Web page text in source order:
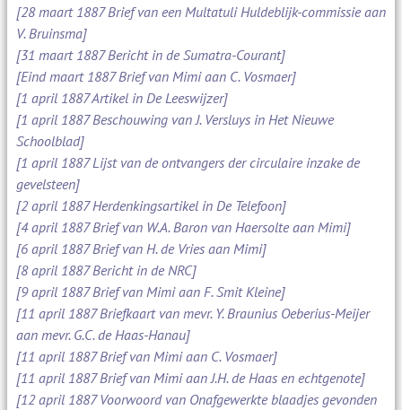
[28 maart 1887 Brief van een Multatuli Huldeblijk-commissie aan
V. Bruinsma]
[31 maart 1887 Bericht in de Sumatra-Courant]
[Eind maart 1887 Brief van Mimi aan C. Vosmaer]
[1 april 1887 Artikel in De Leeswijzer]
[1 april 1887 Beschouwing van J. Versluys in Het Nieuwe
Schoolblad]
[1 april 1887 Lijst van de ontvangers der circulaire inzake de
gevelsteen]
[2 april 1887 Herdenkingsartikel in De Telefoon]
[4 april 1887 Brief van W.A. Baron van Haersolte aan Mimi]
[6 april 1887 Brief van H. de Vries aan Mimi]
[8 april 1887 Bericht in de NRC]
[9 april 1887 Brief van Mimi aan F. Smit Kleine]
[11 april 1887 Briefkaart van mevr. Y. Braunius Oeberius-Meijer
aan mevr. G.C. de Haas-Hanau]
[11 april 1887 Brief van Mimi aan C. Vosmaer]
[11 april 1887 Brief van Mimi aan J.H. de Haas en echtgenote]
[12 april 1887 Voorwoord van Onafgewerkte blaadjes gevonden